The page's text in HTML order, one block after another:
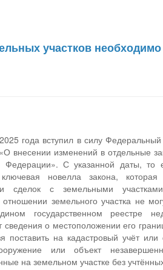
участков
года вступил в силу
внесении изменений в отдельные
Федерации». С указанной даты, то
ключевая новелла закона,
сделок с земельными
отношении земельного участка не
государственном реестре
сведения о местоположении его
поставить на кадастровый учёт
или объект
на земельном участке без